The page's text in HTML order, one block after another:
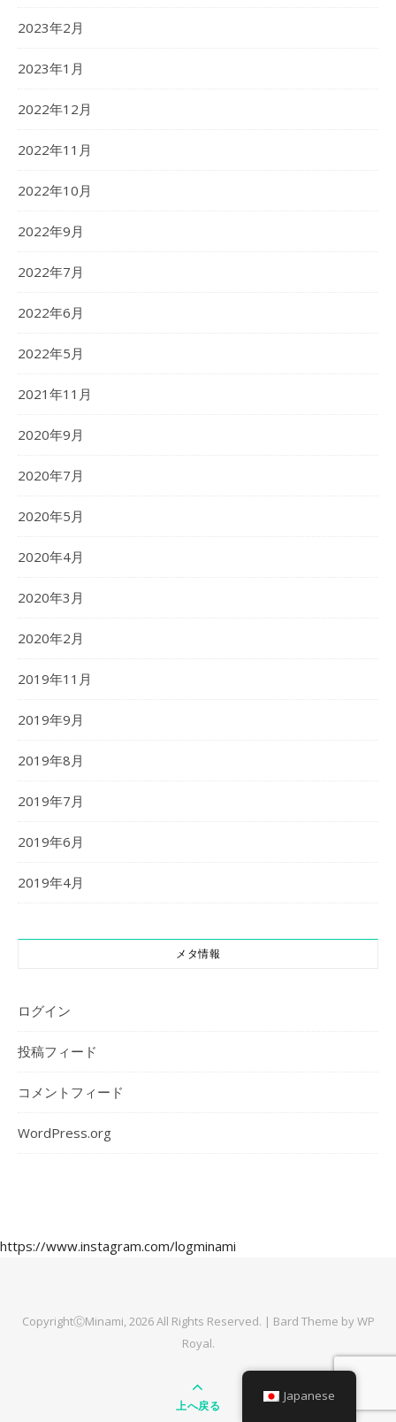
2023年2月
2023年1月
2022年12月
2022年11月
2022年10月
2022年9月
2022年7月
2022年6月
2022年5月
2021年11月
2020年9月
2020年7月
2020年5月
2020年4月
2020年3月
2020年2月
2019年11月
2019年9月
2019年8月
2019年7月
2019年6月
2019年4月
メタ情報
ログイン
投稿フィード
コメントフィード
WordPress.org
https://www.instagram.com/logminami
CopyrightⒸMinami, 2026 All Rights Reserved. | Bard Theme byWP
Royal.
上へ戻る
Japanese